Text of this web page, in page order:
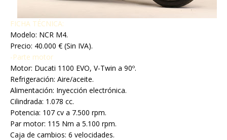
FICHA TÉCNICA:
Modelo: NCR M4.
Precio: 40.000 € (Sin IVA).
-Parte motor
Motor: Ducati 1100 EVO, V-Twin a 90º.
Refrigeración: Aire/aceite.
Alimentación: Inyección electrónica.
Cilindrada: 1.078 cc.
Potencia: 107 cv a 7.500 rpm.
Par motor: 115 Nm a 5.100 rpm.
Caja de cambios: 6 velocidades.